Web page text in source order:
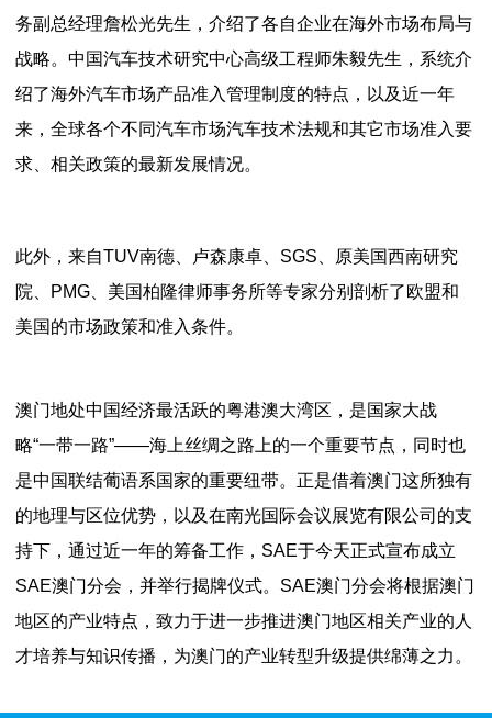
务副总经理詹松光先生，介绍了各自企业在海外市场布局与
战略。中国汽车技术研究中心高级工程师朱毅先生，系统介
绍了海外汽车市场产品准入管理制度的特点，以及近一年
来，全球各个不同汽车市场汽车技术法规和其它市场准入要
求、相关政策的最新发展情况。
此外，来自TUV南德、卢森康卓、SGS、原美国西南研究
院、PMG、美国柏隆律师事务所等专家分别剖析了欧盟和
美国的市场政策和准入条件。
澳门地处中国经济最活跃的粤港澳大湾区，是国家大战
略“一带一路”——海上丝绸之路上的一个重要节点，同时也
是中国联结葡语系国家的重要纽带。正是借着澳门这所独有
的地理与区位优势，以及在南光国际会议展览有限公司的支
持下，通过近一年的筹备工作，SAE于今天正式宣布成立
SAE澳门分会，并举行揭牌仪式。SAE澳门分会将根据澳门
地区的产业特点，致力于进一步推进澳门地区相关产业的人
才培养与知识传播，为澳门的产业转型升级提供绵薄之力。